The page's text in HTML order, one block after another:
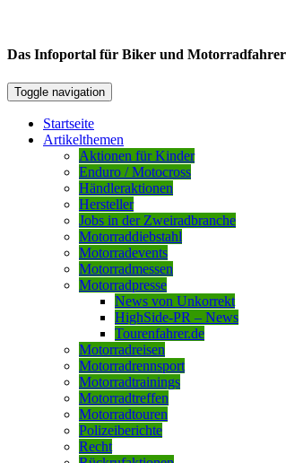
Das Infoportal für Biker und
Toggle navigation
Startseite
Artikelthemen
Aktionen für Kinder
Enduro / Motocross
Händleraktionen
Hersteller
Jobs in der Zweiradbranche
Motorraddiebstahl
Motorradevents
Motorradmessen
Motorradpresse
News von Unkorrekt
HighSide-PR – News
Tourenfahrer.de
Motorradreisen
Motorradrennsport
Motorradtrainings
Motorradtreffen
Motorradtouren
Polizeiberichte
Recht